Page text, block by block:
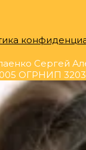
Сергей
ОГРНИП